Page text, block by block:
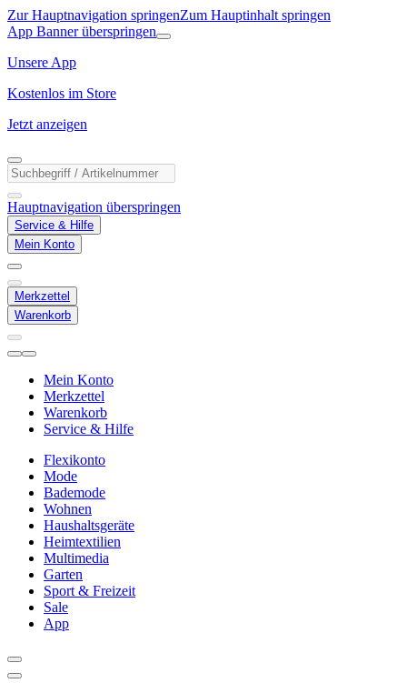
Zur Hauptnavigation springenZum Hauptinhalt springen
App Banner überspringen
Unsere App
Kostenlos im Store
Jetzt anzeigen
Hauptnavigation überspringen
Service & Hilfe
Mein Konto
Merkzettel
Warenkorb
Mein Konto
Merkzettel
Warenkorb
Service & Hilfe
Flexikonto
Mode
Bademode
Wohnen
Haushaltsgeräte
Heimtextilien
Multimedia
Garten
Sport & Freizeit
Sale
App